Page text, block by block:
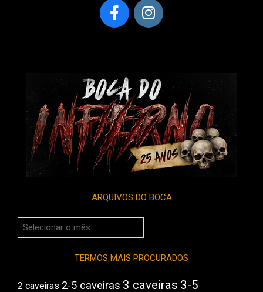
ARQUIVOS DO BOCA
Arquivos
do
TERMOS MAIS PROCURADOS
2 caveiras 2-5 caveiras 3 caveiras 3-5